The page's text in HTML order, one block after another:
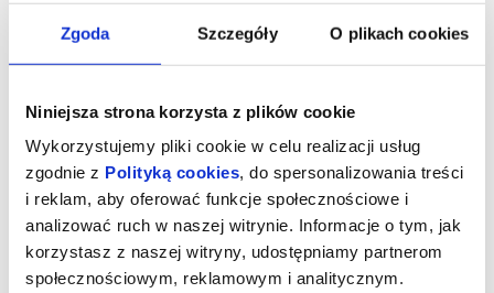
Zgoda Szczegóły O plikach cookies
Niniejsza strona korzysta z plików cookie
Wykorzystujemy pliki cookie w celu realizacji usług
zgodnie z Polityką cookies, do spersonalizowania treści
i reklam, aby oferować funkcje społecznościowe i
analizować ruch w naszej witrynie. Informacje o tym, jak
korzystasz z naszej witryny, udostępniamy partnerom
społecznościowym, reklamowym i analitycznym.